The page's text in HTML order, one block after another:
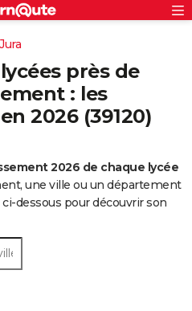
Jura
près de
: les
2026 (39120)
2026 de chaque lycée
une ville ou un département
dessous pour découvrir son